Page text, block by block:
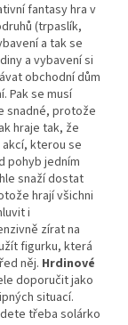
fantasy hra v
(trpaslík,
a tak se
a vybavení si
obchodní dům
Pak se musí
snadné, protože
hraje tak, že
kterou se
pohyb jedním
snaží dostat
hrají všichni
i
zírat na
figurku, která
něj. Hrdinové
doporučit jako
situací.
třeba solárko